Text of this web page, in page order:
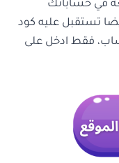
في حساباتك
تستقبل عليه كود
فقط ادخل على